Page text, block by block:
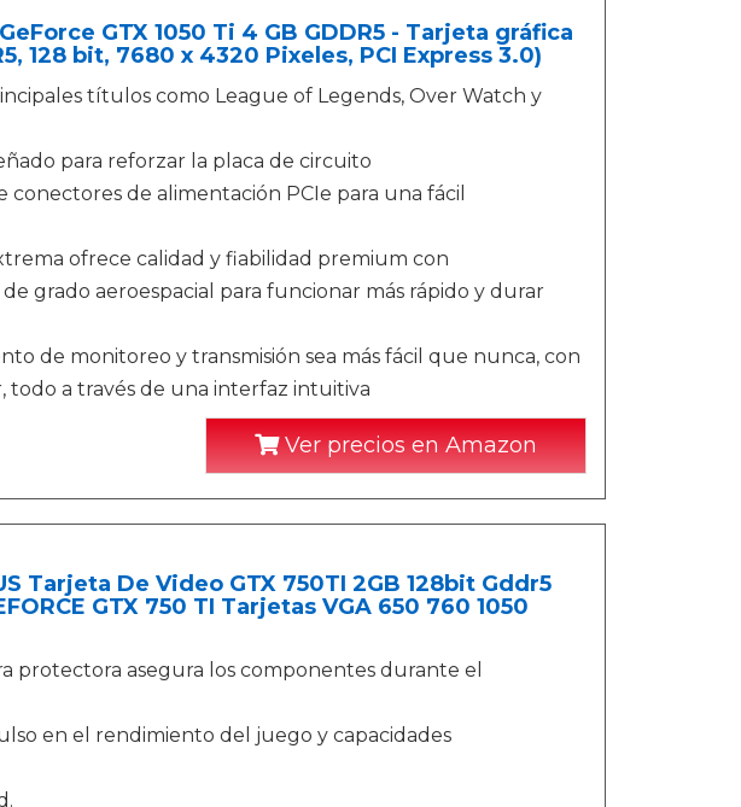
GTX 1050 Ti 4 GB GDDR5 - Tarjeta gráfica
128 bit, 7680 x 4320 Pixeles, PCI Express 3.0)
títulos como League of Legends, Over Watch y
para reforzar la placa de circuito
de alimentación PCIe para una fácil
ofrece calidad y fiabilidad premium con
grado aeroespacial para funcionar más rápido y durar
de monitoreo y transmisión sea más fácil que nunca, con
todo a través de una interfaz intuitiva
Ver precios en Amazon
Tarjeta De Video GTX 750TI 2GB 128bit Gddr5
GTX 750 TI Tarjetas VGA 650 760 1050
protectora asegura los componentes durante el
en el rendimiento del juego y capacidades